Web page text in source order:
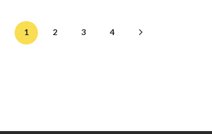
1 2 3 4